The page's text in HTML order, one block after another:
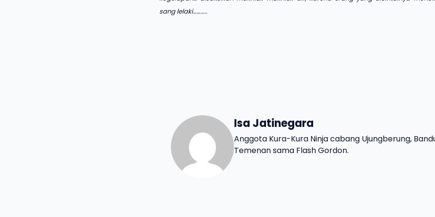
sang lelaki………..
Isa Jatinegara
Anggota Kura-Kura Ninja cabang Ujungberung,
Temenan sama Flash Gordon.